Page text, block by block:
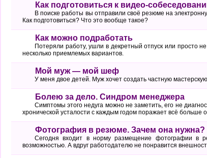
Как подготовиться к видео-
В поиске работы вы отправили своё резюме на
Как подготовиться? Что это вообще такое?
Как можно подработать
Потеряли работу, ушли в декретный отпуск или просто
несколько приемлемых вариантов.
Мой муж — мой шеф
У меня двое детей. Муж хочет создать частную
Болею за дело. Синдром менеджера
Симптомы этого недуга можно не заметить, его не
хронической усталости с каждым годом поражает всё больше
Фотография в резюме. Зачем она нужна?
Сегодня входит в норму размещение фотографии в
возможностью. А вдруг работодателю не понравится